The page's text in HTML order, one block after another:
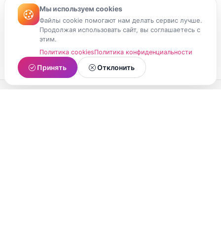
Мы используем cookies
Файлы cookie помогают нам делать сервис лучше.
Продолжая использовать сайт, вы соглашаетесь с
этим.
Политика cookiesПолитика конфиденциальности
Принять Отклонить